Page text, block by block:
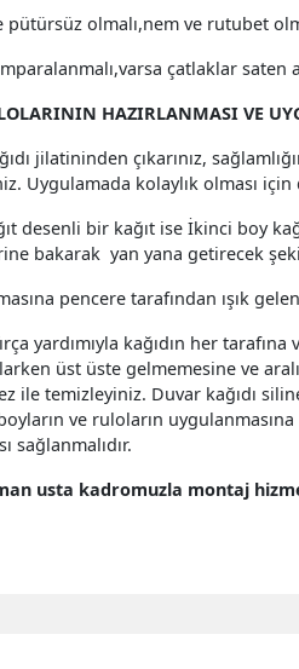
olmalı,nem ve rutubet
çatlaklar
HAZIRLANMASI VE
jilatininden çıkarınız,
Uygulamada kolaylık olması
desenli bir kağıt ise İkinci boy
bakarak yan yana getirecek
pencere tarafından ışık
yardımıyla kağıdın her
üst üste gelmemesine ve
ile temizleyiniz. Duvar kağıdı
ve ruloların
sağlanmalıdır.
usta kadromuzla montaj